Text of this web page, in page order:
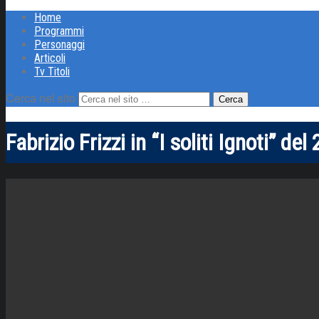
Home
Programmi
Personaggi
Articoli
Tv Titoli
Cerca nel sito
Fabrizio Frizzi in “I soliti Ignoti” del